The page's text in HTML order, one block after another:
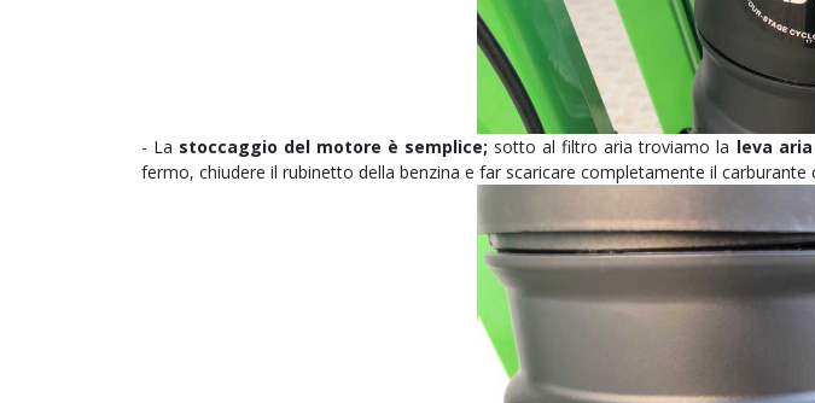
- La stoccaggio del motore è semplice; sotto al filtro aria troviamo la leva
fermo, chiudere il rubinetto della benzina e far scaricare completamente il